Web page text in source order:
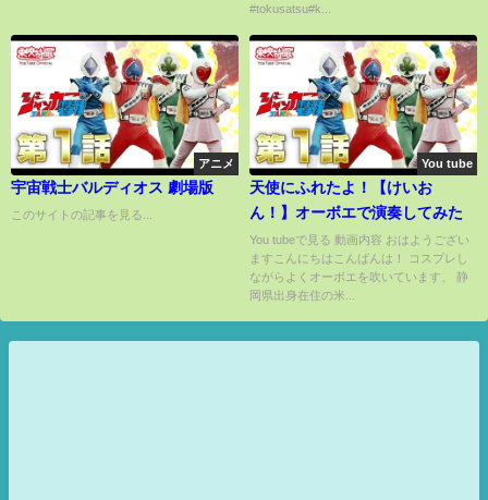
#tokusatsu#k...
アニメ
宇宙戦士バルディオス 劇場版
このサイトの記事を見る...
You tube
天使にふれたよ！【けいお
ん！】オーボエで演奏してみた
You tubeで見る 動画内容 おはようござい
ますこんにちはこんばんは！ コスプレし
ながらよくオーボエを吹いています、 静
岡県出身在住の米...